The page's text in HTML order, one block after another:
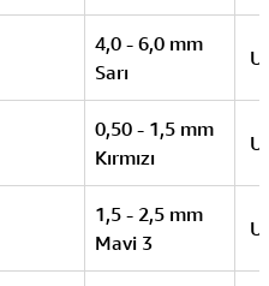
4,0 - 6,0 mm
Sarı
0,50 - 1,5 mm
Kırmızı
1,5 - 2,5 mm
Mavi 3